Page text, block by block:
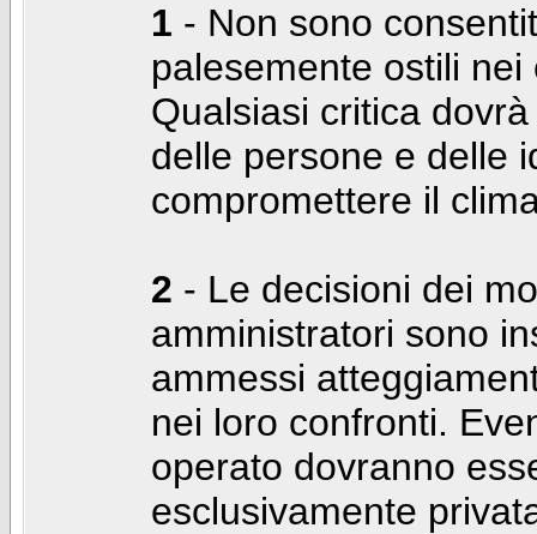
1 - Non sono
palesemente ostili
Qualsiasi critica
delle persone e delle
compromettere il
2 - Le decisioni dei
amministratori sono
ammessi
nei loro confronti.
operato dovranno
esclusivamente